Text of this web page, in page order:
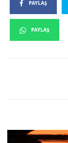
PAYLAŞ
PAYLAŞ